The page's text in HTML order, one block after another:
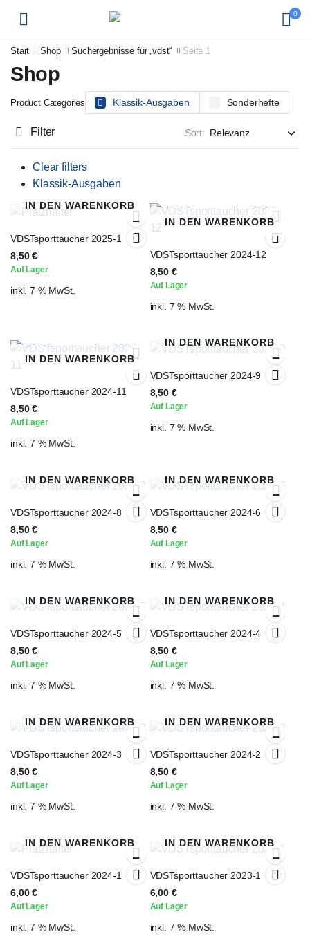
0
Start Shop Suchergebnisse für „vdst“ Seite 1
Shop
Product Categories Klassik-Ausgaben Sonderhefte
Filter Sort:
Clear filters
Klassik-Ausgaben
IN DEN WARENKORB
VDSTsporttaucher 2025-1
8,50€
Auf Lager
inkl. 7 % MwSt.
IN DEN WARENKORB
VDSTsporttaucher 2024-12
8,50 €
Auf Lager
inkl. 7 % MwSt.
IN DEN WARENKORB
VDSTsporttaucher 2024-11
8,50€
Auf Lager
inkl. 7 % MwSt.
IN DEN WARENKORB
VDSTsporttaucher 2024-9
8,50 €
Auf Lager
inkl. 7 % MwSt.
IN DEN WARENKORB
VDSTsporttaucher 2024-8
8,50€
Auf Lager
inkl. 7 % MwSt.
IN DEN WARENKORB
VDSTsporttaucher 2024-6
8,50 €
Auf Lager
inkl. 7 % MwSt.
IN DEN WARENKORB
VDSTsporttaucher 2024-5
8,50€
Auf Lager
inkl. 7 % MwSt.
IN DEN WARENKORB
VDSTsporttaucher 2024-4
8,50 €
Auf Lager
inkl. 7 % MwSt.
IN DEN WARENKORB
VDSTsporttaucher 2024-3
8,50€
Auf Lager
inkl. 7 % MwSt.
IN DEN WARENKORB
VDSTsporttaucher 2024-2
8,50 €
Auf Lager
inkl. 7 % MwSt.
IN DEN WARENKORB
VDSTsporttaucher 2024-1
6,00€
Auf Lager
inkl. 7 % MwSt.
IN DEN WARENKORB
VDSTsporttaucher 2023-1
6,00 €
Auf Lager
inkl. 7 % MwSt.